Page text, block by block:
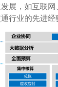
，如互联网
行业的先进